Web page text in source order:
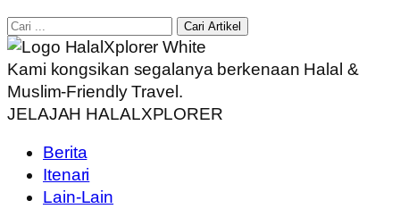
Cari Artikel
Kami kongsikan segalanya berkenaan Halal &
Muslim-Friendly Travel.
JELAJAH HALALXPLORER
Berita
Itenari
Lain-Lain